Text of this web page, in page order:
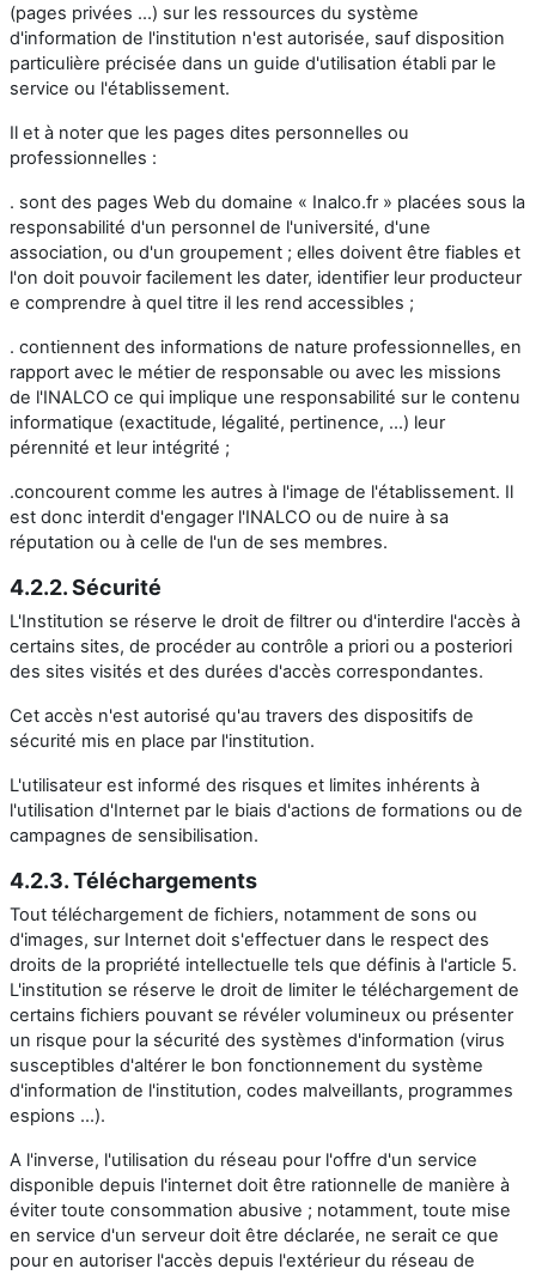
(pages privées ...) sur les ressources du système
d'information de l'institution n'est autorisée, sauf disposition
particulière précisée dans un guide d'utilisation établi par le
service ou l'établissement.
Il et à noter que les pages dites personnelles ou
professionnelles :
. sont des pages Web du domaine « Inalco.fr » placées sous la
responsabilité d'un personnel de l'université, d'une
association, ou d'un groupement ; elles doivent être fiables et
l'on doit pouvoir facilement les dater, identifier leur producteur
e comprendre à quel titre il les rend accessibles ;
. contiennent des informations de nature professionnelles, en
rapport avec le métier de responsable ou avec les missions
de l'INALCO ce qui implique une responsabilité sur le contenu
informatique (exactitude, légalité, pertinence, ...) leur
pérennité et leur intégrité ;
.concourent comme les autres à l'image de l'établissement. Il
est donc interdit d'engager l'INALCO ou de nuire à sa
réputation ou à celle de l'un de ses membres.
4.2.2. Sécurité
L'Institution se réserve le droit de filtrer ou d'interdire l'accès à
certains sites, de procéder au contrôle a priori ou a posteriori
des sites visités et des durées d'accès correspondantes.
Cet accès n'est autorisé qu'au travers des dispositifs de
sécurité mis en place par l'institution.
L'utilisateur est informé des risques et limites inhérents à
l'utilisation d'Internet par le biais d'actions de formations ou de
campagnes de sensibilisation.
4.2.3. Téléchargements
Tout téléchargement de fichiers, notamment de sons ou
d'images, sur Internet doit s'effectuer dans le respect des
droits de la propriété intellectuelle tels que définis à l'article 5.
L'institution se réserve le droit de limiter le téléchargement de
certains fichiers pouvant se révéler volumineux ou présenter
un risque pour la sécurité des systèmes d'information (virus
susceptibles d'altérer le bon fonctionnement du système
d'information de l'institution, codes malveillants, programmes
espions ...).
A l'inverse, l'utilisation du réseau pour l'offre d'un service
disponible depuis l'internet doit être rationnelle de manière à
éviter toute consommation abusive ; notamment, toute mise
en service d'un serveur doit être déclarée, ne serait ce que
pour en autoriser l'accès depuis l'extérieur du réseau de